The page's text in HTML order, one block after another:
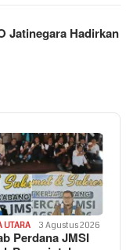
Jatinegara Hadirkan
UTARA 3 Agustus 2026
Perdana JMSI